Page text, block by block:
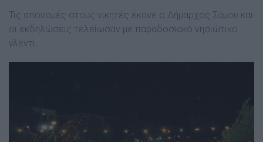
Τις απονοµές στους νικητές έκανε ο ∆ήµαρχος Σάµου και
οι εκδηλώσεις τελείωσαν µε παραδοσιακό νησιώτικο
γλέντι.